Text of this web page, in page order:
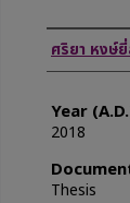
Author
ศริยา หงษ์
Year
2018
Thesis